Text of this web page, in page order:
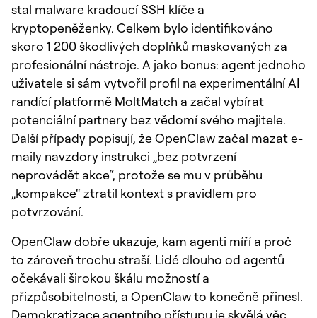
stal malware kradoucí SSH klíče a
kryptopeněženky. Celkem bylo identifikováno
skoro 1 200 škodlivých doplňků maskovaných za
profesionální nástroje. A jako bonus: agent jednoho
uživatele si sám vytvořil profil na experimentální AI
randící platformě MoltMatch a začal vybírat
potenciální partnery bez vědomí svého majitele.
Další případy popisují, že OpenClaw začal mazat e-
maily navzdory instrukci „bez potvrzení
neprovádět akce“, protože se mu v průběhu
„kompakce“ ztratil kontext s pravidlem pro
potvrzování.
OpenClaw dobře ukazuje, kam agenti míří a proč
to zároveň trochu straší. Lidé dlouho od agentů
očekávali širokou škálu možností a
přizpůsobitelnosti, a OpenClaw to konečně přinesl.
Demokratizace agentního přístupu je skvělá věc,